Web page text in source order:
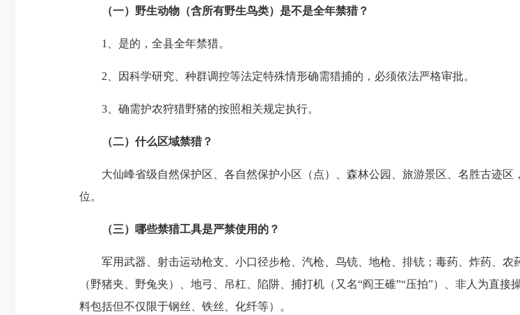
（一）野生动物（含所有野生鸟类）是不是全年禁猎？
1、是的，全县全年禁猎。
2、因科学研究、种群调控等法定特殊情形确需猎捕的，必须依法严格审批。
3、确需护农狩猎野猪的按照相关规定执行。
（二）什么区域禁猎？
大仙峰省级自然保护区、各自然保护小区（点）、森林公园、旅游景区、名胜古迹区
位。
（三）哪些禁猎工具是严禁使用的？
军用武器、射击运动枪支、小口径步枪、汽枪、鸟铳、地枪、排铳；毒药、炸药、农
（野猪夹、野兔夹）、地弓、吊杠、陷阱、捕打机（又名“阎王碓”“压拍”）、非人为直
料包括但不仅限于钢丝、铁丝、化纤等）。